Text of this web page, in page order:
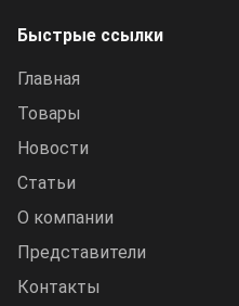
Быстрые ссылки
Главная
Товары
Новости
Статьи
О компании
Представители
Контакты